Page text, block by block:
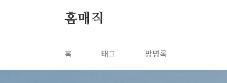
홈매직
홈 태그 방명록